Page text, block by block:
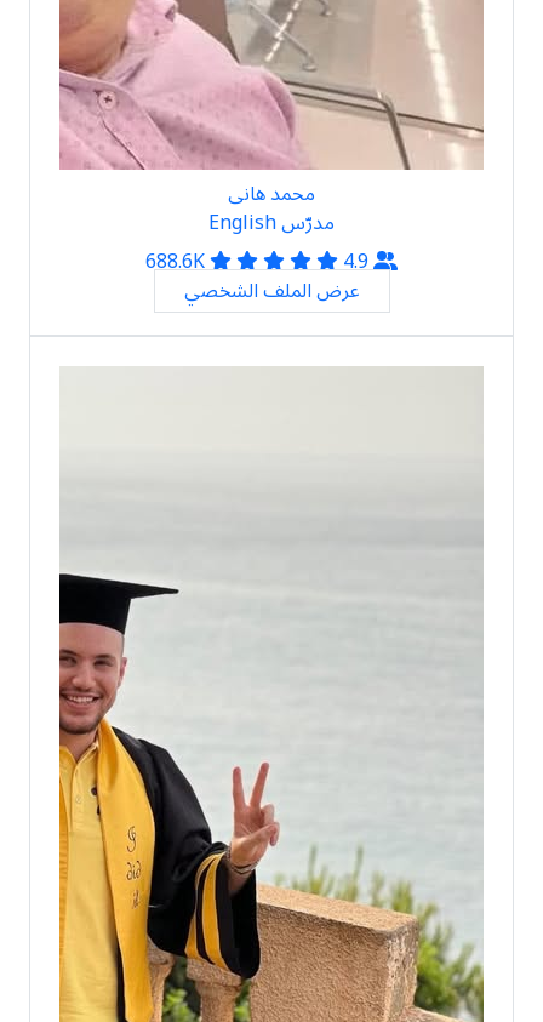
محمد هانی
مدرّس English
688.6K
4.9
عرض الملف الشخصي